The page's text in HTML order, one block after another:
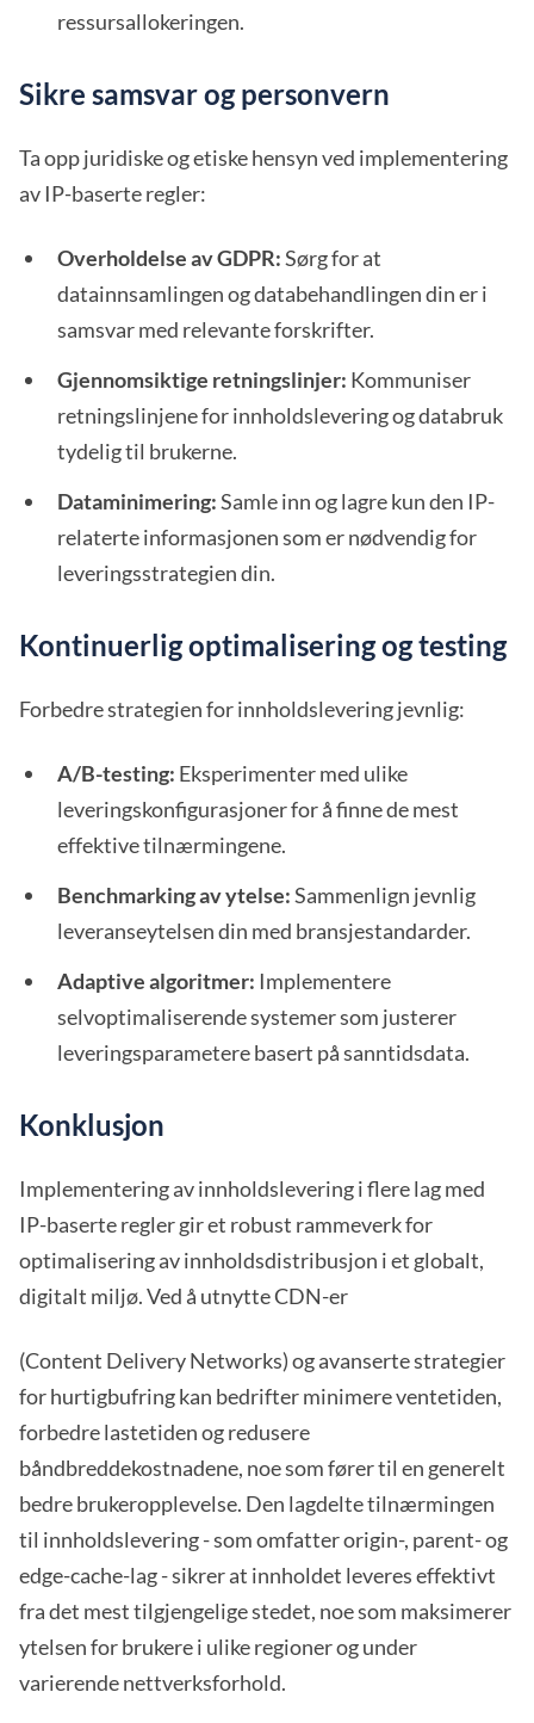
ressursallokeringen.
Sikre samsvar og personvern
Ta opp juridiske og etiske hensyn ved implementering
av IP-baserte regler:
Overholdelse av GDPR:Sørg for at
datainnsamlingen og databehandlingen din er i
samsvar med relevante forskrifter.
Gjennomsiktige retningslinjer: Kommuniser
retningslinjene for innholdslevering og databruk
tydelig til brukerne.
Dataminimering:Samle inn og lagre kun den IP-
relaterte informasjonen som er nødvendig for
leveringsstrategien din.
Kontinuerlig optimalisering og testing
Forbedre strategien for innholdslevering jevnlig:
A/B-testing: Eksperimenter med ulike
leveringskonfigurasjoner for å finne de mest
effektive tilnærmingene.
Benchmarking av ytelse:Sammenlign jevnlig
leveranseytelsen din med bransjestandarder.
Adaptive algoritmer: Implementere
selvoptimaliserende systemer som justerer
leveringsparametere basert på sanntidsdata.
Konklusjon
Implementering av innholdslevering i flere lag med
IP-baserte regler gir et robust rammeverk for
optimalisering av innholdsdistribusjon i et globalt,
digitalt miljø. Ved å utnytte CDN-er
(Content Delivery Networks) og avanserte strategier
for hurtigbufring kan bedrifter minimere ventetiden,
forbedre lastetiden og redusere
båndbreddekostnadene, noe som fører til en generelt
bedre brukeropplevelse. Den lagdelte tilnærmingen
til innholdslevering - som omfatter origin-, parent- og
edge-cache-lag - sikrer at innholdet leveres effektivt
fra det mest tilgjengelige stedet, noe som maksimerer
ytelsen for brukere i ulike regioner og under
varierende nettverksforhold.